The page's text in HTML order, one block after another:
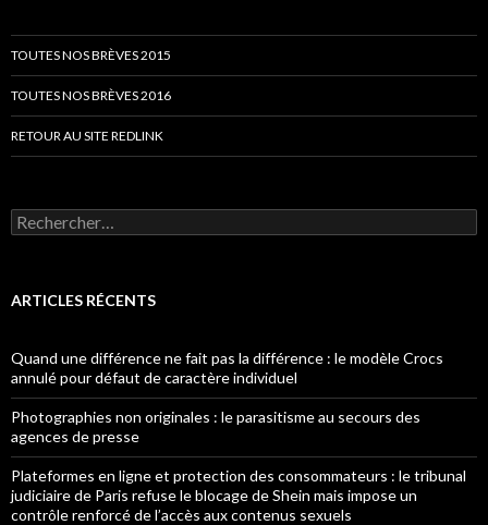
TOUTES NOS BRÈVES 2015
TOUTES NOS BRÈVES 2016
RETOUR AU SITE REDLINK
Rechercher :
ARTICLES RÉCENTS
Quand une différence ne fait pas la différence : le modèle Crocs
annulé pour défaut de caractère individuel
Photographies non originales : le parasitisme au secours des
agences de presse
Plateformes en ligne et protection des consommateurs : le tribunal
judiciaire de Paris refuse le blocage de Shein mais impose un
contrôle renforcé de l’accès aux contenus sexuels